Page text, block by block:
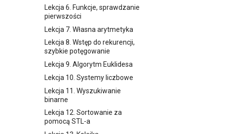
Lekcja 9. Funkcje (Część 2)
Lekcja 10. Powtórzenie
Lekcja 11. Rekurencja
Lekcja 12. Sortowanie (Część
1)
Lekcja 13. Sortowanie (Część
2)
Lekcja 14. Wyszukiwanie
binarne
Lekcja 15. Wyszukiwanie
binarne po wyniku
Lekcja 6. Funkcje, sprawdzanie
pierwszości
Lekcja 7. Własna arytmetyka
Lekcja 8. Wstęp do rekurencji,
szybkie potęgowanie
Lekcja 9. Algorytm Euklidesa
Lekcja 10. Systemy liczbowe
Lekcja 11. Wyszukiwanie
binarne
Lekcja 12. Sortowanie za
pomocą STL-a